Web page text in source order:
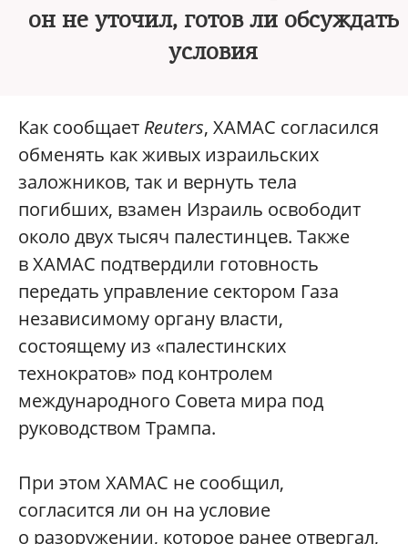
он не уточил, готов ли обсуждать
условия
Как сообщает Reuters, ХАМАС согласился
обменять как живых израильских
заложников, так и вернуть тела
погибших, взамен Израиль освободит
около двух тысяч палестинцев. Также
в ХАМАС подтвердили готовность
передать управление сектором Газа
независимому органу власти,
состоящему из «палестинских
технократов» под контролем
международного Совета мира под
руководством Трампа.
При этом ХАМАС не сообщил,
согласится ли он на условие
о разоружении, которое ранее отвергал,